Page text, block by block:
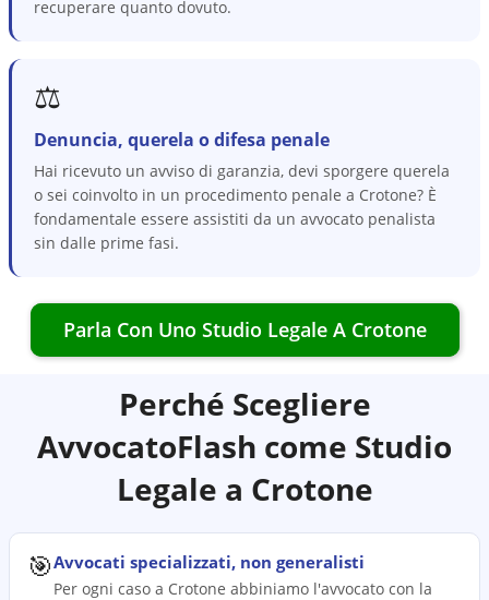
recuperare quanto dovuto.
⚖️
Denuncia, querela o difesa penale
Hai ricevuto un avviso di garanzia, devi sporgere querela
o sei coinvolto in un procedimento penale a Crotone? È
fondamentale essere assistiti da un avvocato penalista
sin dalle prime fasi.
Parla Con Uno Studio Legale A Crotone
Perché Scegliere
AvvocatoFlash come Studio
Legale a Crotone
🎯Avvocati specializzati, non generalisti
Per ogni caso a Crotone abbiniamo l'avvocato con la